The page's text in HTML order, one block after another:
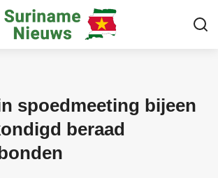
spoedmeeting bijeen
beraad